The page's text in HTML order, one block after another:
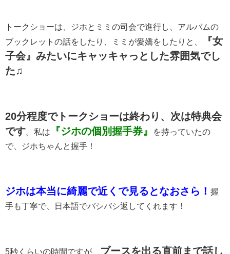
トークショーは、ジホとミミの司会で進行し、アルバムの
ブックレットの話をしたり、ミミが愛嬌をしたりと、
『女
子会』みたいにキャッキャっとした雰囲気でし
た♫
20分程度でトークショーは終わり、次は特典会
です 。私は 『ジホの個別握手券』
を持っていたの
で、ジホちゃんと握手！
ジホは本当に綺麗で近くで見るとなおさら！ 握
手も丁寧で、日本語でバシバシ返してくれます！
5秒くらいの時間ですが、 ブースを出る直前まで話し